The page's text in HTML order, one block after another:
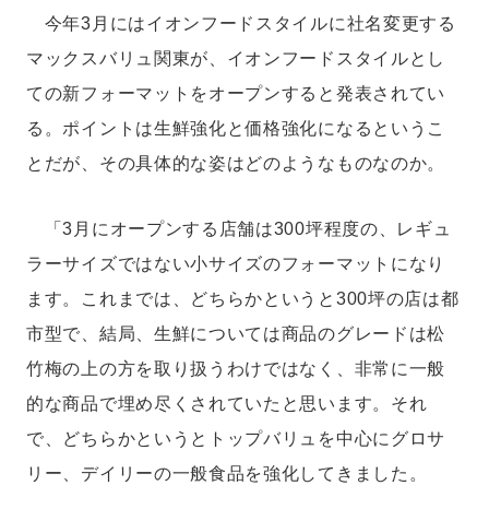
今年3月にはイオンフードスタイルに社名変更する
マックスバリュ関東が、イオンフードスタイルとし
ての新フォーマットをオープンすると発表されてい
る。ポイントは生鮮強化と価格強化になるというこ
とだが、その具体的な姿はどのようなものなのか。
「3月にオープンする店舗は300坪程度の、レギュ
ラーサイズではない小サイズのフォーマットになり
ます。これまでは、どちらかというと300坪の店は都
市型で、結局、生鮮については商品のグレードは松
竹梅の上の方を取り扱うわけではなく、非常に一般
的な商品で埋め尽くされていたと思います。それ
で、どちらかというとトップバリュを中心にグロサ
リー、デイリーの一般食品を強化してきました。